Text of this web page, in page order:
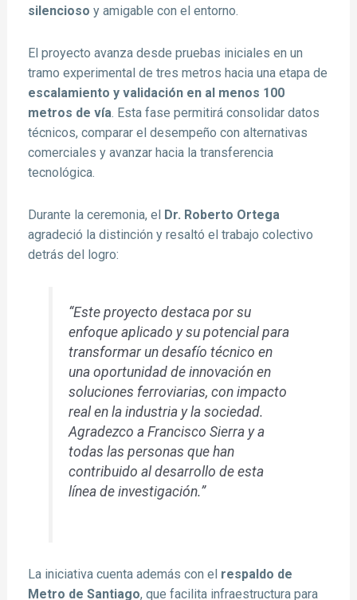
silencioso y amigable con el entorno.
El proyecto avanza desde pruebas iniciales en un
tramo experimental de tres metros hacia una etapa de
escalamiento y validación en al menos 100
metros de vía. Esta fase permitirá consolidar datos
técnicos, comparar el desempeño con alternativas
comerciales y avanzar hacia la transferencia
tecnológica.
Durante la ceremonia, el
Dr. Roberto Ortega
agradeció la distinción y resaltó el trabajo colectivo
detrás del logro:
“Este proyecto destaca por su
enfoque aplicado y su potencial para
transformar un desafío técnico en
una oportunidad de innovación en
soluciones ferroviarias, con impacto
real en la industria y la sociedad.
Agradezco a Francisco Sierra y a
todas las personas que han
contribuido al desarrollo de esta
línea de investigación.”
La iniciativa cuenta además con el respaldo de
Metro de Santiago, que facilita infraestructura para